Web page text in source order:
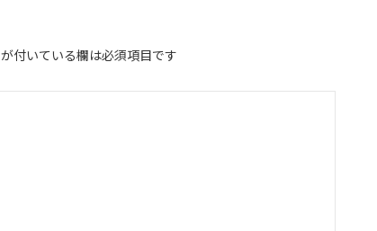
が付いている欄は必須項目です